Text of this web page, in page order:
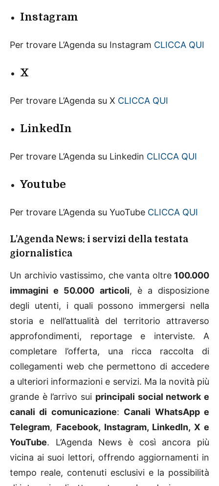
Instagram
Per trovare L’Agenda su Instagram CLICCA QUI
X
Per trovare L’Agenda su X CLICCA QUI
LinkedIn
Per trovare L’Agenda su Linkedin CLICCA QUI
Youtube
Per trovare L’Agenda su YuoTube CLICCA QUI
L’Agenda News: i servizi della testata
giornalistica
Un archivio vastissimo, che vanta oltre 100.000
immagini e 50.000 articoli, è a disposizione
degli utenti, i quali possono immergersi nella
storia e nell’attualità del territorio attraverso
approfondimenti, reportage e interviste. A
completare l’offerta, una ricca raccolta di
collegamenti web che permettono di accedere
a ulteriori informazioni e servizi. Ma la novità più
grande è l’arrivo sui principali social network e
canali di comunicazione: Canali WhatsApp e
Telegram, Facebook, Instagram, LinkedIn, X e
YouTube. L’Agenda News è così ancora più
vicina ai suoi lettori, offrendo aggiornamenti in
tempo reale, contenuti esclusivi e la possibilità